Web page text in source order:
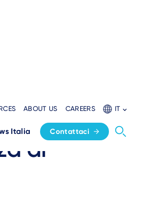
ABOUT US CAREERS IT
Italia Contattaci
di